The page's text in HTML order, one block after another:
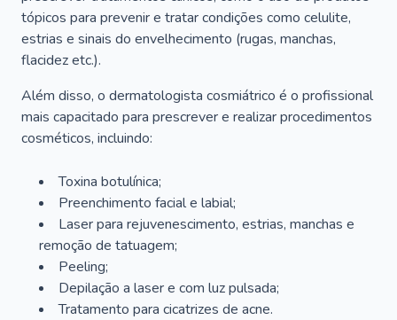
tópicos para prevenir e tratar condições como celulite,
estrias e sinais do envelhecimento (rugas, manchas,
flacidez etc.).
Além disso, o dermatologista cosmiátrico é o profissional
mais capacitado para prescrever e realizar procedimentos
cosméticos, incluindo:
Toxina botulínica;
Preenchimento facial e labial;
Laser para rejuvenescimento, estrias, manchas e
remoção de tatuagem;
Peeling;
Depilação a laser e com luz pulsada;
Tratamento para cicatrizes de acne.